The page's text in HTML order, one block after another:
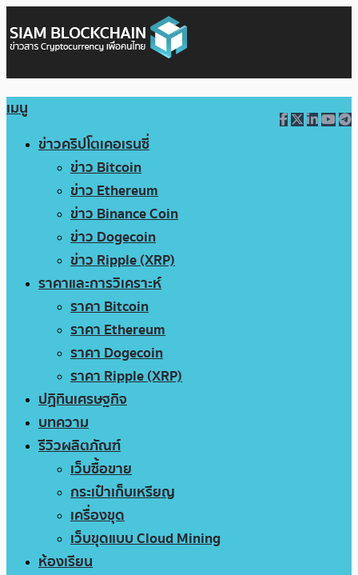
เมนู
ข่าวคริปโตเคอเรนซี่
ข่าว Bitcoin
ข่าว Ethereum
ข่าว Binance Coin
ข่าว Dogecoin
ข่าว Ripple (XRP)
ราคาและการวิเคราะห์
ราคา Bitcoin
ราคา Ethereum
ราคา Dogecoin
ราคา Ripple (XRP)
ปฏิทินเศรษฐกิจ
บทความ
รีวิวผลิตภัณฑ์
เว็บซื้อขาย
กระเป๋าเก็บเหรียญ
เครื่องขุด
เว็บขุดแบบ Cloud Mining
ห้องเรียน